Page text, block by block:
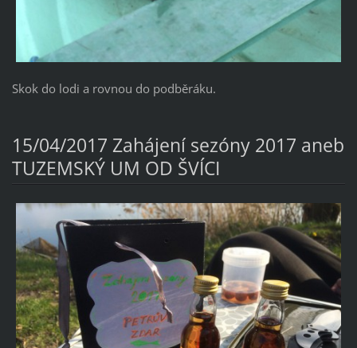
Skok do lodi a rovnou do podběráku.
15/04/2017 Zahájení sezóny 2017 aneb
TUZEMSKÝ UM OD ŠVÍCI